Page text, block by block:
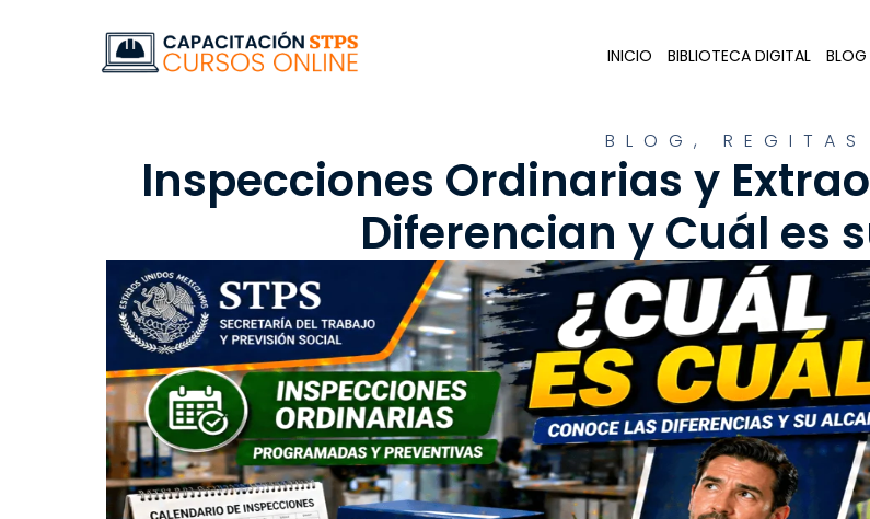
INICIO BIBLIOTECA DIGITAL BLOG
BLOG , REGITAS
Inspecciones Ordinarias y
Diferencian y Cuál es